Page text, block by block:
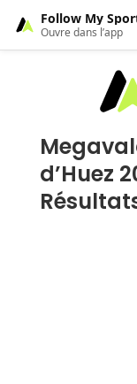
d’Huez
Follow My
Ouvre dans l’app